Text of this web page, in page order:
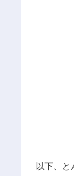
以下、と